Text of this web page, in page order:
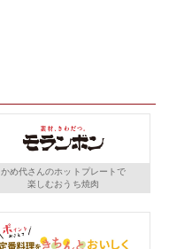
かめ代さんのホットプレートで
楽しむおうち焼肉